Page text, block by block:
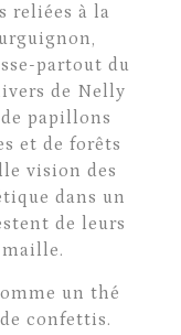
reliées à la
partout du
de Nelly
papillons
et de forêts
vision des
dans un
de leurs
un thé
confettis.